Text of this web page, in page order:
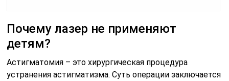
Почему лазер не применяют
детям?
Астигматомия – это хирургическая процедура
устранения астигматизма. Суть операции заключается